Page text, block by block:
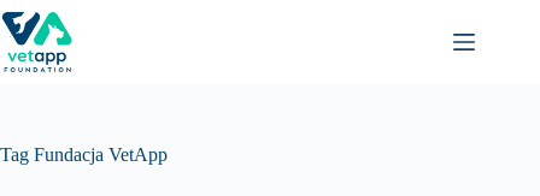
Przejdź
do
treści
Tag Fundacja VetApp